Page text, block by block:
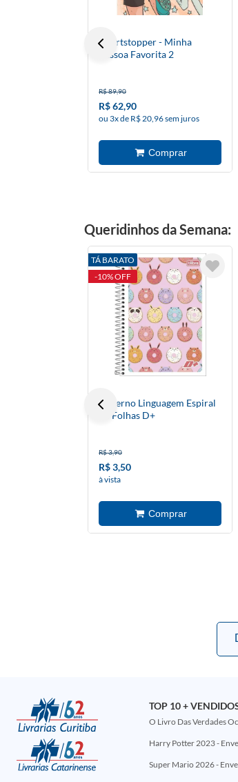
Heartstopper - Minha
Pessoa Favorita 2
R$ 89,90
R$ 62,90
ou 3x de R$ 20,96 sem juros
Queridinhos da Semana:
TÁ BARATO
-10% OFF
Caderno Linguagem Espiral
48 Folhas D+
R$ 3,90
R$ 3,50
à vista
TOP 10 +
O Livro Das Verdades
Harry Potter 2023 -
Super Mario 2026 -